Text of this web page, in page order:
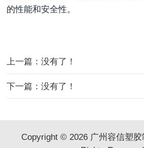
的性能和安全性。
上一篇：没有了！
下一篇：没有了！
Copyright © 2026 广州容信塑